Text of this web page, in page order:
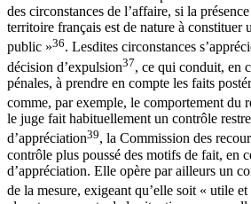
des circonstances de l’affaire, si la
territoire français est de nature à constituer
public »36. Lesdites circonstances
décision d’expulsion37, ce qui conduit, en
pénales, à prendre en compte les faits
comme, par exemple, le comportement du
le juge fait habituellement un contrôle
d’appréciation39, la Commission des
contrôle plus poussé des motifs de fait, en
d’appréciation. Elle opère par ailleurs un
de la mesure, exigeant qu’elle soit « utile et